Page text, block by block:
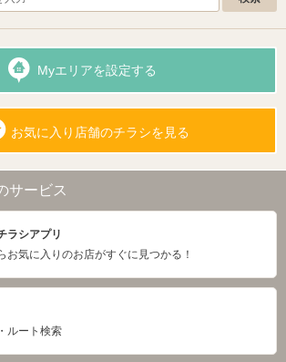
Myエリアを設定する
お気に入り店舗のチラシを見る
サービス
ラシアプリ
お気に入りのお店がすぐに見つかる！
ルート検索